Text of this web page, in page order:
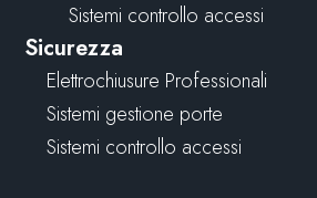
Sistemi controllo accessi
Sicurezza
Elettrochiusure Professionali
Sistemi gestione porte
Sistemi controllo accessi